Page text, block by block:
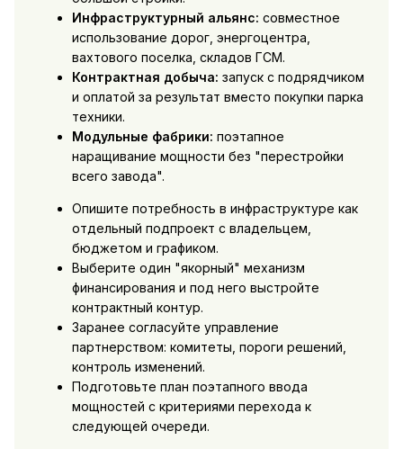
Инфраструктурный альянс: совместное
использование дорог, энергоцентра,
вахтового поселка, складов ГСМ.
Контрактная добыча: запуск с подрядчиком
и оплатой за результат вместо покупки парка
техники.
Модульные фабрики: поэтапное
наращивание мощности без "перестройки
всего завода".
Опишите потребность в инфраструктуре как
отдельный подпроект с владельцем,
бюджетом и графиком.
Выберите один "якорный" механизм
финансирования и под него выстройте
контрактный контур.
Заранее согласуйте управление
партнерством: комитеты, пороги решений,
контроль изменений.
Подготовьте план поэтапного ввода
мощностей с критериями перехода к
следующей очереди.